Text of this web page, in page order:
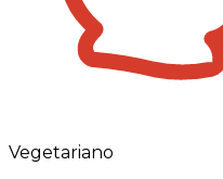
Vegetariano